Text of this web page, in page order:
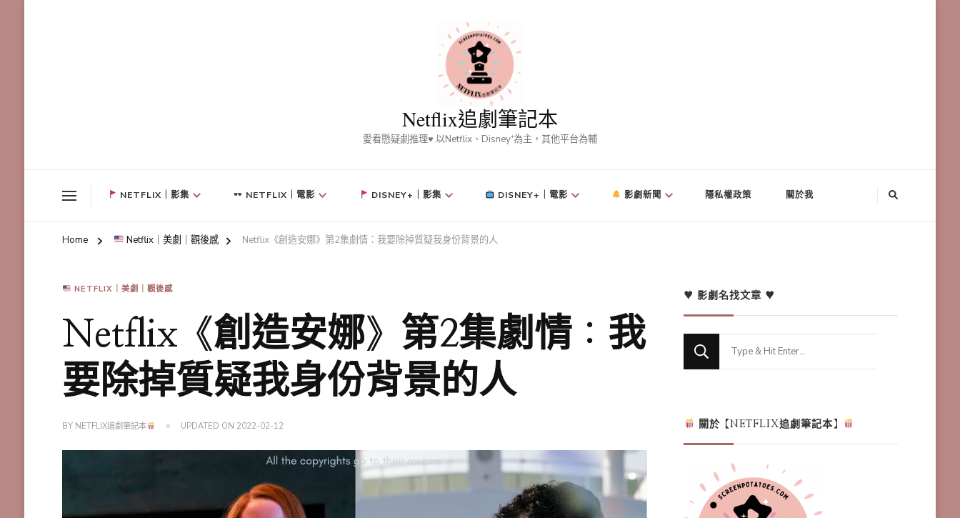
Netflix追劇筆記本
愛看懸疑劇推理♥ 以Netflix、Disney⁺為主，其他平台為輔
NETFLIX｜影集 NETFLIX｜電影 DISNEY+｜影集 DISNEY+｜電影 影劇新聞 隱私權政策 關於我
Home Netflix｜美劇｜觀後感 Netflix《創造安娜》第2集劇情：我要除掉質疑我身份背景的人
NETFLIX｜美劇｜觀後感
Netflix《創造安娜》第2集劇情：我
要除掉質疑我身份背景的人
BY NETFLIX追劇筆記本 UPDATED ON 2022-02-12
♥ 影劇名找文章 ♥
Looking
關於【NETFLIX追劇筆記本】